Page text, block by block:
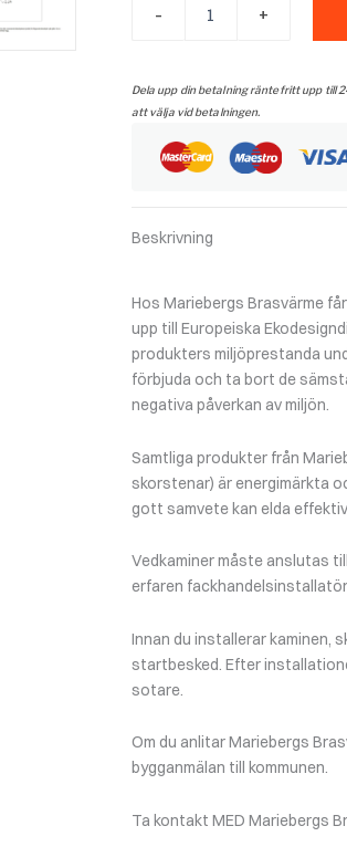
-
820T
mängd
+
Dela upp din betalning räntefritt upp till
att välja vid betalningen.
Beskrivning
Hos Mariebergs Brasvärme
upp till Europeiska
produkters miljöprestanda
förbjuda och ta bort de
negativa påverkan av miljön.
Samtliga produkter från
skorstenar) är energimärkta
gott samvete kan elda
Vedkaminer måste anslutas
erfaren
Innan du installerar kaminen,
startbesked. Efter
sotare.
Om du anlitar Mariebergs
bygganmälan till kommunen.
Ta kontakt MED Mariebergs